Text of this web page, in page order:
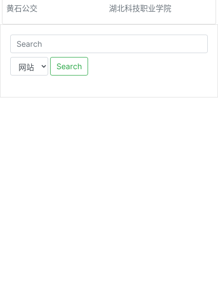
黄石公交
湖北科技职业学院
Search